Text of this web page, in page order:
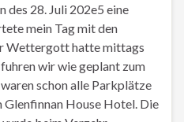
des 28. Juli 202e5 eine
mein Tag mit den
Wettergott hatte mittags
wir wie geplant zum
schon alle Parkplätze
House Hotel. Die